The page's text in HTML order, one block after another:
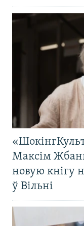
Максім
новую кнігу
ў Вільні